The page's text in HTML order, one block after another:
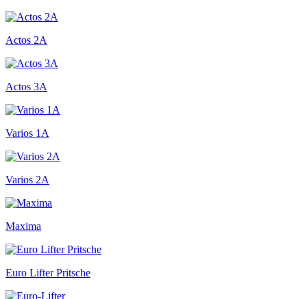
Actos 2A
Actos 3A
Varios 1A
Varios 2A
Maxima
Euro Lifter Pritsche